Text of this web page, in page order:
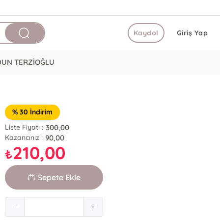
Giriş Yap
Kaydol
TERZİOĞLU
% 30 İndirim
Liste Fiyatı : 300,00
Kazancınız : 90,00
₺210,00
Sepete Ekle